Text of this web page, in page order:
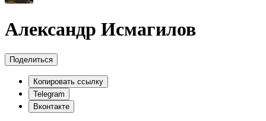
Александр Исмагилов
Поделиться
Копировать ссылку
Telegram
Вконтакте